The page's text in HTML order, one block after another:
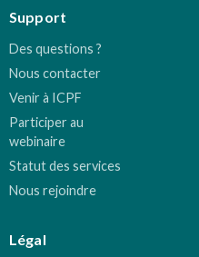
Support
Des questions ?
Nous contacter
Venir à ICPF
Participer au
webinaire
Statut des services
Nous rejoindre
Légal